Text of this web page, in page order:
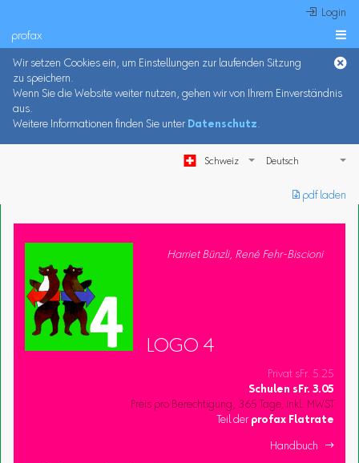
 Login
profax 
Wir setzen Cookies ein, um Einstellungen zur laufenden Sitzung
zu speichern.
Wenn Sie die Website weiter nutzen, gehen wir von Ihrem Einverständnis
aus.
Weitere Informationen finden Sie unter Datenschutz.
Schweiz
︎ pdf laden
Harriet Bünzli, René Fehr-Biscioni
LOGO 4
Privat sFr. 5.25
Schulen sFr. 3.05
Preis pro Berechtigung, 365 Tage, inkl. MWST
Teil der profax Flatrate
Handbuch 